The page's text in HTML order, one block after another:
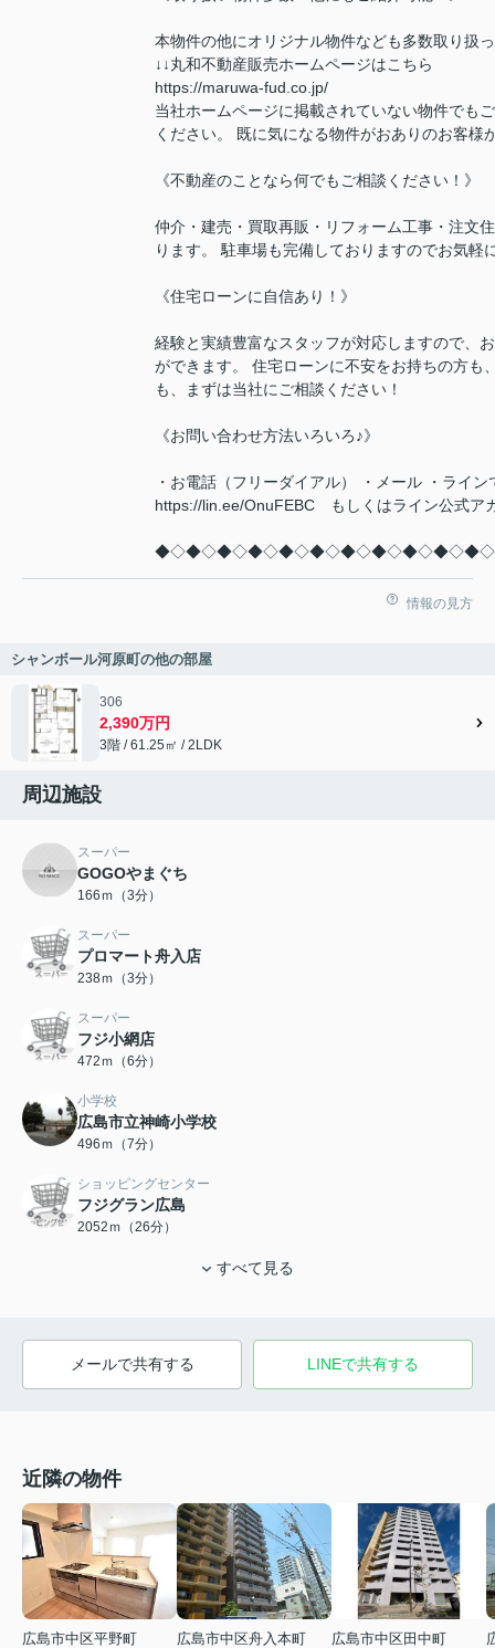
本物件の他にオリジナル物件なども多数取り扱
↓↓丸和不動産販売ホームページはこちら
https://maruwa-fud.co.jp/
当社ホームページに掲載されていない物件でも
ください。 既に気になる物件がおありのお客様
《不動産のことなら何でもご相談ください！》
仲介・建売・買取再販・リフォーム工事・注文
ります。 駐車場も完備しておりますのでお気軽
《住宅ローンに自信あり！》
経験と実績豊富なスタッフが対応しますので、
ができます。 住宅ローンに不安をお持ちの方も
も、まずは当社にご相談ください！
《お問い合わせ方法いろいろ♪》
・お電話（フリーダイアル） ・メール ・ライ
https://lin.ee/OnuFEBC もしくはライン公式ア
情報の見方
シャンボール河原町の他の部屋
306
2,390万円
3階 / 61.25㎡ / 2LDK
周辺施設
スーパー
GOGOやまぐち
166ｍ（3分）
スーパー
プロマート舟入店
238ｍ（3分）
スーパー
フジ小網店
472ｍ（6分）
小学校
広島市立神崎小学校
496ｍ（7分）
ショッピングセンター
フジグラン広島
2052ｍ（26分）
すべて見る
メールで共有する LINEで共有する
近隣の物件
広島市中区平野町 広島市中区舟入本町 広島市中区田中町